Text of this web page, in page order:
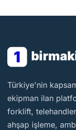
1
BirMakine
Türkiye'nin
ekipman ilan
forklift,
ahşap işleme,